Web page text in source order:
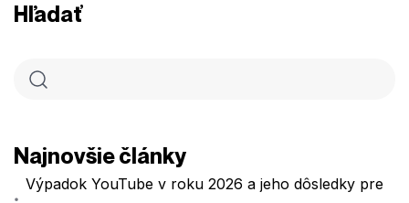
Hľadať
Najnovšie články
Výpadok YouTube v roku 2026 a jeho dôsledky pre